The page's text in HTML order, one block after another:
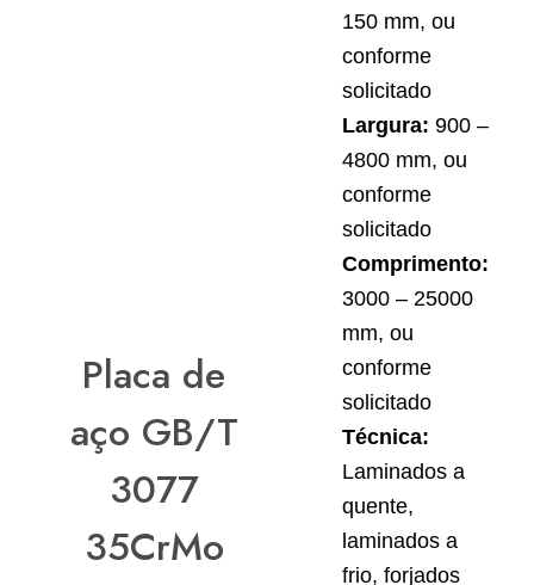
Placa de
aço GB/T
3077
35CrMo
150 mm, ou
conforme
solicitado
Largura: 900 –
4800 mm, ou
conforme
solicitado
Comprimento:
3000 – 25000
mm, ou
conforme
solicitado
Técnica:
Laminados a
quente,
laminados a
frio, forjados